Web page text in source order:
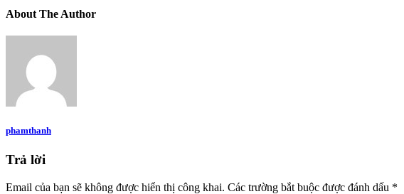
About The Author
phamthanh
Trả lời
Email của bạn sẽ không được hiển thị công khai. Các trường bắt buộc được đánh dấu *